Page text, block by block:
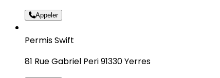
Appeler
Permis Swift
81 Rue Gabriel Peri 91330 Yerres